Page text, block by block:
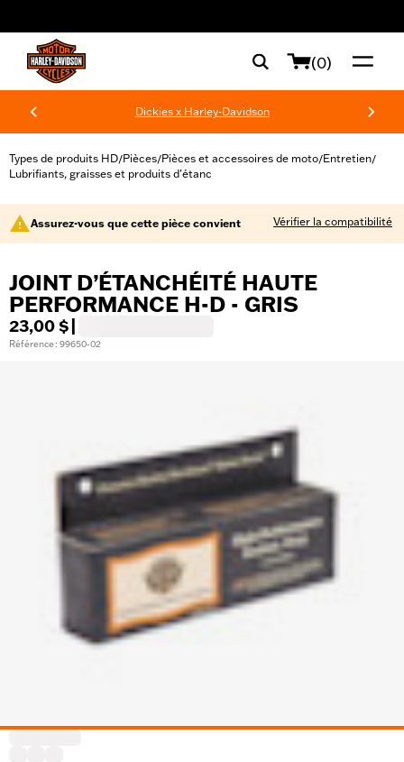
(0)
Dickies x Harley-Davidson
Types de produits HD/Pièces/Pièces et accessoires de moto/Entretien/
Lubrifiants, graisses et produits d'étanc
Assurez-vous que cette pièce convient Vérifier la compatibilité
JOINT D’ÉTANCHÉITÉ HAUTE
PERFORMANCE H-D - GRIS
23,00 $
Référence : 99650-02